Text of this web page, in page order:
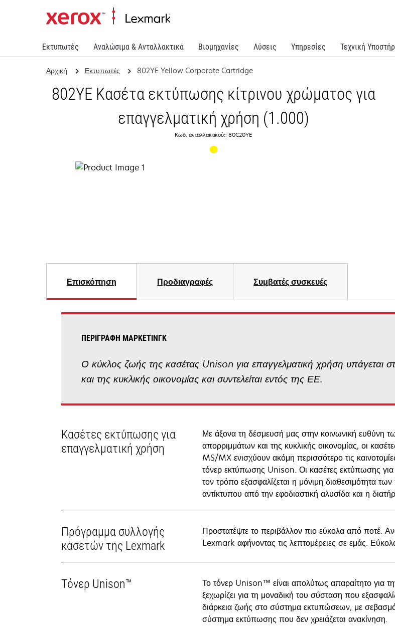
Εκτυπωτές Αναλώσιμα & Ανταλλακτικά Βιομηχανίες Λύσεις Υπηρεσίες Τεχνική
Αρχική Εκτυπωτές 802YE Yellow Corporate Cartridge
802YE Κασέτα εκτύπωσης κίτρινου χρώματος για
επαγγελματική χρήση (1.000)
Κωδ. ανταλλακτικού:: 80C20YE
Επισκόπηση Προδιαγραφές Συμβατές συσκευές
ΠΕΡΙΓΡΑΦΉ ΜΆΡΚΕΤΙΝΓΚ
Ο κύκλος ζωής της κασέτας Unison για επαγγελματική χρήση υπάγεται
και της κυκλικής οικονομίας και συντελείται εντός της ΕΕ.
Κασέτες εκτύπωσης για
επαγγελματική χρήση
Με άξονα τη δέσμευσή μας στην κοινωνική ευθύνη
απορριμμάτων και της κυκλικής οικονομίας, οι
MS/MX ενισχύουν ακόμη περισσότερο τις
τόνερ εκτύπωσης Unison. Οι κασέτες εκτύπωσης
τον τρόπο εξασφαλίζεται η μόνιμη διαθεσιμότητα
αντίκτυπου από την εφοδιαστική αλυσίδα και η
Πρόγραμμα συλλογής
κασετών της Lexmark
Προστατέψτε το περιβάλλον πιο εύκολα από ποτέ.
Lexmark αφήνοντας τις λεπτομέρειες σε εμάς.
Τόνερ Unison™
Το τόνερ Unison™ είναι απολύτως απαραίτητο για
ξεχωρίζει για τη μοναδική του σύσταση που
διάρκεια ζωής στο σύστημα εκτυπώσεων, με
σύστημα εκτύπωσης που δεν χρειάζεται ανακίνηση.